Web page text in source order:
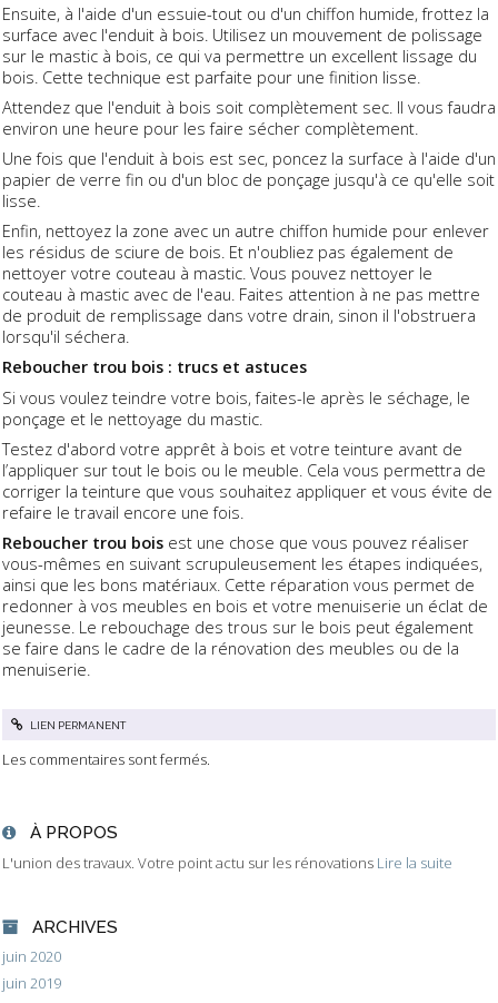
À PROPOS
L'union des travaux. Votre point actu sur les rénovations Lire la suite
ARCHIVES
juin 2020
juin 2019
Ensuite, à l'aide d'un essuie-tout ou d'un chiffon humide, frottez la
surface avec l'enduit à bois. Utilisez un mouvement de polissage
sur le mastic à bois, ce qui va permettre un excellent lissage du
bois. Cette technique est parfaite pour une finition lisse.
Attendez que l'enduit à bois soit complètement sec. Il vous faudra
environ une heure pour les faire sécher complètement.
Une fois que l'enduit à bois est sec, poncez la surface à l'aide d'un
papier de verre fin ou d'un bloc de ponçage jusqu'à ce qu'elle soit
lisse.
Enfin, nettoyez la zone avec un autre chiffon humide pour enlever
les résidus de sciure de bois. Et n'oubliez pas également de
nettoyer votre couteau à mastic. Vous pouvez nettoyer le
couteau à mastic avec de l'eau. Faites attention à ne pas mettre
de produit de remplissage dans votre drain, sinon il l'obstruera
lorsqu'il séchera.
Reboucher trou bois : trucs et astuces
Si vous voulez teindre votre bois, faites-le après le séchage, le
ponçage et le nettoyage du mastic.
Testez d'abord votre apprêt à bois et votre teinture avant de
l’appliquer sur tout le bois ou le meuble. Cela vous permettra de
corriger la teinture que vous souhaitez appliquer et vous évite de
refaire le travail encore une fois.
Reboucher trou bois est une chose que vous pouvez réaliser
vous-mêmes en suivant scrupuleusement les étapes indiquées,
ainsi que les bons matériaux. Cette réparation vous permet de
redonner à vos meubles en bois et votre menuiserie un éclat de
jeunesse. Le rebouchage des trous sur le bois peut également
se faire dans le cadre de la rénovation des meubles ou de la
menuiserie.
LIEN PERMANENT
Les commentaires sont fermés.